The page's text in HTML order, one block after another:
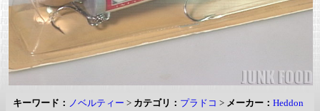
キーワード： ノベルティー > カテゴリ： プラドコ > メーカー： Heddon